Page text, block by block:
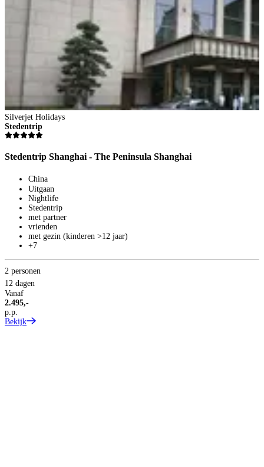
Silverjet Holidays
Stedentrip
Stedentrip Shanghai - The Peninsula Shanghai
China
Uitgaan
Nightlife
Stedentrip
met partner
vrienden
met gezin (kinderen >12 jaar)
+7
2 personen
12 dagen
Vanaf
2.495,-
p.p.
Bekijk